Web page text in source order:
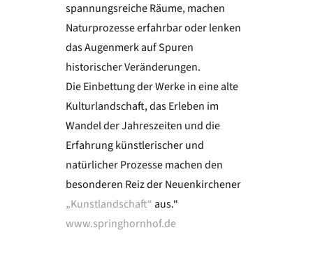
spannungsreiche Räume, machen
Naturprozesse erfahrbar oder lenken
das Augenmerk auf Spuren
historischer Veränderungen.
Die Einbettung der Werke in eine alte
Kulturlandschaft, das Erleben im
Wandel der Jahreszeiten und die
Erfahrung künstlerischer und
natürlicher Prozesse machen den
besonderen Reiz der Neuenkirchener
„Kunstlandschaft“aus.“
www.springhornhof.de